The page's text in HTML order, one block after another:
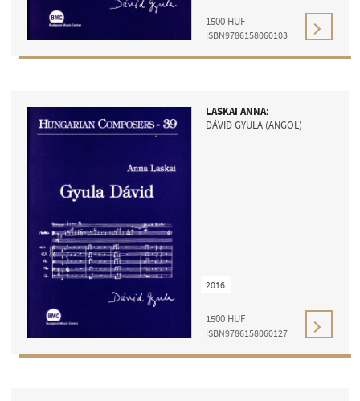
1500 HUF
ISBN9786158060103
LASKAI ANNA:
DÁVID GYULA (ANGOL)
1500 HUF
ISBN9786158060127
2016